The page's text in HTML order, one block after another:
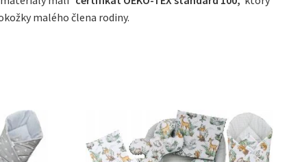
malého člena rodiny.